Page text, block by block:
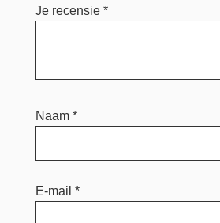
Je recensie *
Naam *
E-mail *